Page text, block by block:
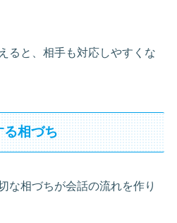
ると、相手も対応しやすくな
る相づち
な相づちが会話の流れを作り